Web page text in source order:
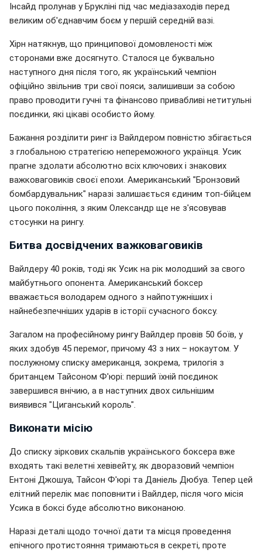
Інсайд пролунав у Брукліні під час медіазаходів перед
великим об'єднавчим боєм у першій середній вазі.
Хірн натякнув, що принципової домовленості між
сторонами вже досягнуто. Сталося це буквально
наступного дня після того, як український чемпіон
офіційно звільнив три свої пояси, залишивши за собою
право проводити гучні та фінансово привабливі нетитульні
поєдинки, які цікаві особисто йому.
Бажання розділити ринг із Вайлдером повністю збігається
з глобальною стратегією непереможного українця. Усик
прагне здолати абсолютно всіх ключових і знакових
важковаговиків своєї епохи. Американський "Бронзовий
бомбардувальник" наразі залишається єдиним топ-бійцем
цього покоління, з яким Олександр ще не з'ясовував
стосунки на рингу.
Битва досвідчених важковаговиків
Вайлдеру 40 років, тоді як Усик на рік молодший за свого
майбутнього опонента. Американський боксер
вважається володарем одного з найпотужніших і
найнебезпечніших ударів в історії сучасного боксу.
Загалом на професійному рингу Вайлдер провів 50 боїв, у
яких здобув 45 перемог, причому 43 з них – нокаутом. У
послужному списку американця, зокрема, трилогія з
британцем Тайсоном Ф'юрі: перший їхній поєдинок
завершився внічию, а в наступних двох сильнішим
виявився "Циганський король".
Виконати місію
До списку зіркових скальпів українського боксера вже
входять такі велетні хевівейту, як дворазовий чемпіон
Ентоні Джошуа, Тайсон Ф'юрі та Даніель Дюбуа. Тепер цей
елітний перелік має поповнити і Вайлдер, після чого місія
Усика в боксі буде абсолютно виконаною.
Наразі деталі щодо точної дати та місця проведення
епічного протистояння тримаються в секреті, проте